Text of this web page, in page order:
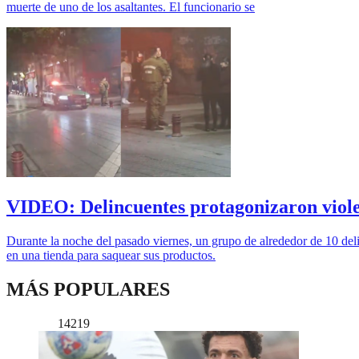
muerte de uno de los asaltantes. El funcionario se
VIDEO: Delincuentes protagonizaron
Durante la noche del pasado viernes, un grupo de alrededor de 10
en una tienda para saquear sus productos.
MÁS POPULARES
14219